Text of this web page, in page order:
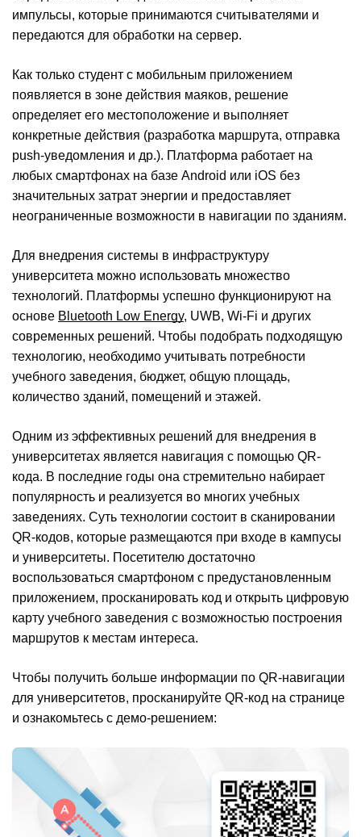
импульсы, которые принимаются считывателями и
передаются для обработки на сервер.
Как только студент с мобильным приложением
появляется в зоне действия маяков, решение
определяет его местоположение и выполняет
конкретные действия (разработка маршрута, отправка
push-уведомления и др.). Платформа работает на
любых смартфонах на базе Android или iOS без
значительных затрат энергии и предоставляет
неограниченные возможности в навигации по зданиям.
Для внедрения системы в инфраструктуру
университета можно использовать множество
технологий. Платформы успешно функционируют на
основе Bluetooth Low Energy, UWB, Wi-Fi и других
современных решений. Чтобы подобрать подходящую
технологию, необходимо учитывать потребности
учебного заведения, бюджет, общую площадь,
количество зданий, помещений и этажей.
Одним из эффективных решений для внедрения в
университетах является навигация с помощью QR-
кода. В последние годы она стремительно набирает
популярность и реализуется во многих учебных
заведениях. Суть технологии состоит в сканировании
QR-кодов, которые размещаются при входе в кампусы
и университеты. Посетителю достаточно
воспользоваться смартфоном с предустановленным
приложением, просканировать код и открыть цифровую
карту учебного заведения с возможностью построения
маршрутов к местам интереса.
Чтобы получить больше информации по QR-навигации
для университетов, просканируйте QR-код на странице
и ознакомьтесь с демо-решением: